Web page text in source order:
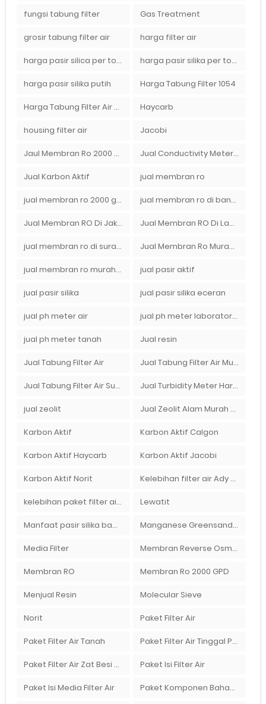
fungsi tabung filter Gas Treatment
grosir tabung filter air harga filter air
harga pasir silica per ton per kg harga pasir silika per ton per kg
harga pasir silika putih Harga Tabung Filter 1054
Harga Tabung Filter Air Sumur Haycarb
housing filter air Jacobi
Jaul Membran Ro 2000 GPD Harga Murah Jual Conductivity Meter Lutron
Jual Karbon Aktif jual membran ro
jual membran ro 2000 gpd murah jual membran ro di bandung
Jual Membran RO Di Jakarta Selatan Jual Membran RO Di Lampung
jual membran ro di surabaya Jual Membran Ro Murah : 082140002080
jual membran ro murah surabaya jual pasir aktif
jual pasir silika jual pasir silika eceran
jual ph meter air jual ph meter laboratorium
jual ph meter tanah Jual resin
Jual Tabung Filter Air Jual Tabung Filter Air Murah
Jual Tabung Filter Air Surabaya Jual Turbidity Meter Harga Murah Di Sulawesi
jual zeolit Jual Zeolit Alam Murah Di Surabaya
Karbon Aktif Karbon Aktif Calgon
Karbon Aktif Haycarb Karbon Aktif Jacobi
Karbon Aktif Norit Kelebihan filter air Ady Water untuk menyaring air sumur bor di rumah"
kelebihan paket filter air Ady Water Lewatit
Manfaat pasir silika bagi kehidupan Manganese Greensand Plus
Media Filter Membran Reverse Osmosis
Membran RO Membran Ro 2000 GPD
Menjual Resin Molecular Sieve
Norit Paket Filter Air
Paket Filter Air Tanah Paket Filter Air Tinggal Pasang
Paket Filter Air Zat Besi Tinggi Paket Isi Filter Air
Paket Isi Media Filter Air Paket Komponen Bahan Filter Air